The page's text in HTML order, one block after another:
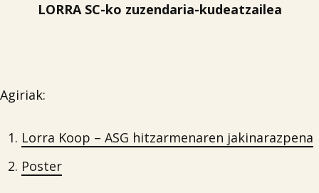
LORRA SC-ko zuzendaria-kudeatzailea
Agiriak:
Lorra Koop – ASG hitzarmenaren jakinarazpena
Poster